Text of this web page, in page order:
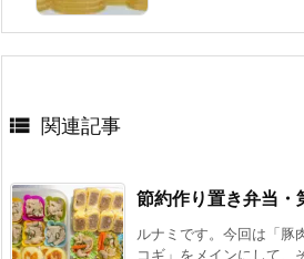
 関連記事
節約作り置き弁当・
ルナミです。今回は「豚
コギ」をメインにして、